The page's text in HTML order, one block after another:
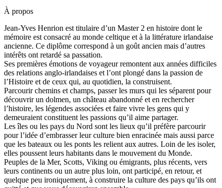
À propos
Jean-Yves Henrion est titulaire d’un Master 2 en histoire dont le
mémoire est consacré au monde celtique et à la littérature irlandaise
ancienne. Ce diplôme correspond à un goût ancien mais d’autres
intérêts ont retardé sa passation.
Ses premières émotions de voyageur remontent aux années difficiles
des relations anglo-irlandaises et l’ont plongé dans la passion de
l’Histoire et de ceux qui, au quotidien, la construisent.
Parcourir chemins et champs, passer les murs qui les séparent pour
découvrir un dolmen, un château abandonné et en rechercher
l’histoire, les légendes associées et faire vivre les gens qui y
demeuraient constituent les passions qu’il aime partager.
Les îles ou les pays du Nord sont les lieux qu’il préfère parcourir
pour l’idée d’embrasser leur culture bien enracinée mais aussi parce
que les bateaux ou les ponts les relient aux autres. Loin de les isoler,
elles poussent leurs habitants dans le mouvement du Monde.
Peuples de la Mer, Scotts, Viking ou émigrants, plus récents, vers
leurs continents ou un autre plus loin, ont participé, en retour, et
quelque peu ironiquement, à construire la culture des pays qu’ils ont